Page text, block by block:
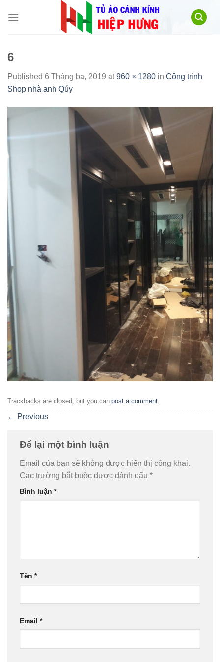
6
Published 6 Tháng ba, 2019 at960 × 1280 in Công trình
Shop nhà anh Qúy
Trackbacks are closed, but you can post a comment
← Previous
Để lại một bình luận
Email của bạn sẽ không được hiển thị công khai.
Các trường bắt buộc được đánh dấu *
Bình luận *
Tên *
Email *